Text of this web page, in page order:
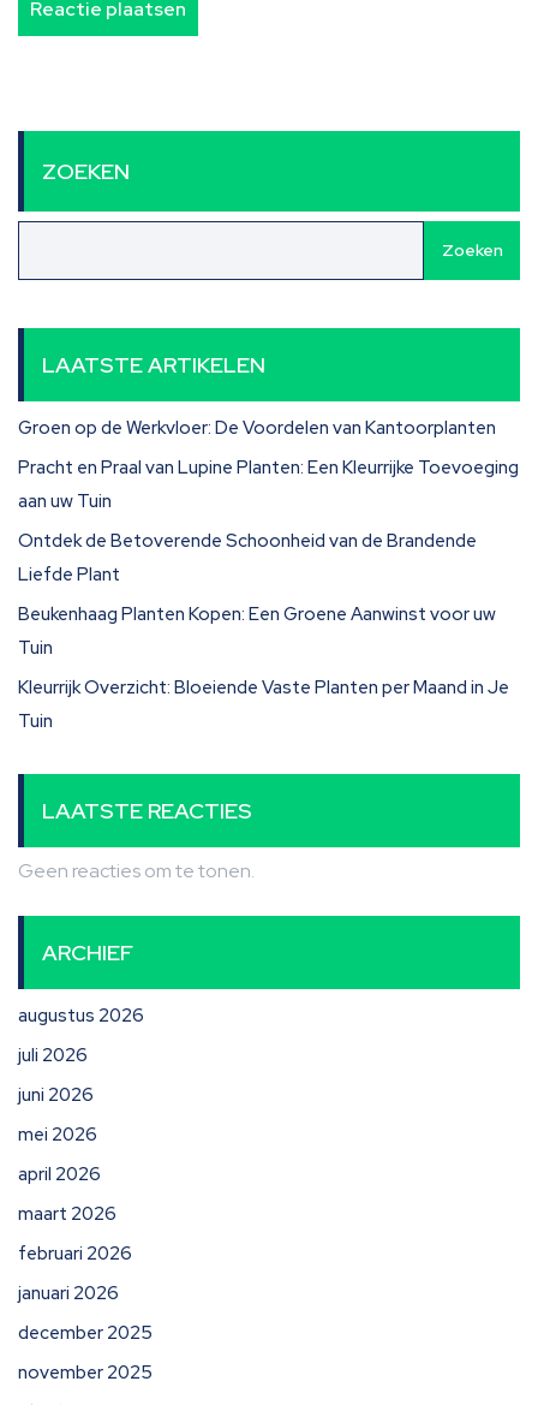
ZOEKEN
Zoeken
LAATSTE ARTIKELEN
Groen op de Werkvloer: De Voordelen van Kantoorplanten
Pracht en Praal van Lupine Planten: Een Kleurrijke Toevoeging
aan uw Tuin
Ontdek de Betoverende Schoonheid van de Brandende
Liefde Plant
Beukenhaag Planten Kopen: Een Groene Aanwinst voor uw
Tuin
Kleurrijk Overzicht: Bloeiende Vaste Planten per Maand in Je
Tuin
LAATSTE REACTIES
Geen reacties om te tonen.
ARCHIEF
augustus 2026
juli 2026
juni 2026
mei 2026
april 2026
maart 2026
februari 2026
januari 2026
december 2025
november 2025